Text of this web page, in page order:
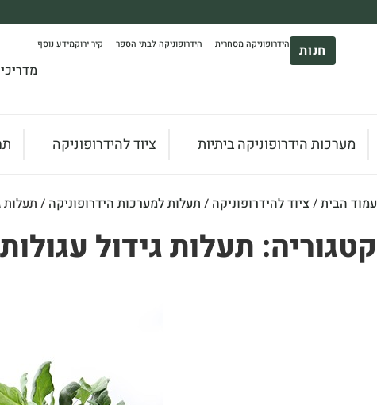
*בהתאם להגבלת גודל ומשקל
חנות הידרופוניקה מסחרית הידרופוניקה לבתי הספר קיר ירוקמידע נוסף
מערכות הידרופוניקה ביתיות ציוד להידרופוניקה
עמוד הבית/ ציוד להידרופוניקה / תעלות למערכות הידרופוניקה / תעלות
קטגוריה: תעלות גידול עגולות